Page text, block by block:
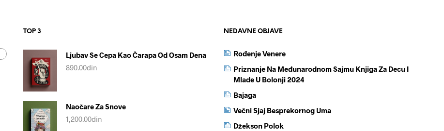
TOP 3
Ljubav Se Cepa Kao Čarapa Od Osam Dena
890.00din
Naočare Za Snove
1,200.00din
NEDAVNE OBJAVE
Rođenje Venere
Priznanje Na Međunarodnom Sajmu Knjiga Za Decu I
Mlade U Bolonji 2024
Bajaga
Večni Sjaj Besprekornog Uma
Džekson Polok